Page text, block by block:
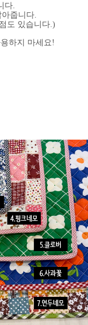
다.
줍니다.
도 있습니다.)
하지 마세요!